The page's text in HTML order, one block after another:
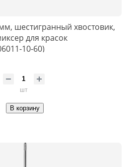
мм, шестигранный хвостовик,
для красок
10-60)
шт
В корзину